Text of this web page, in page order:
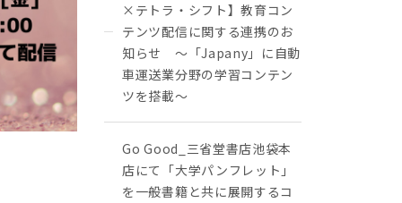
×テトラ・シフト】教育コン
テンツ配信に関する連携のお
知らせ ～「Japany」に自動
車運送業分野の学習コンテン
ツを搭載～
Go Good_三省堂書店池袋本
店にて「大学パンフレット」
を一般書籍と共に展開するコ